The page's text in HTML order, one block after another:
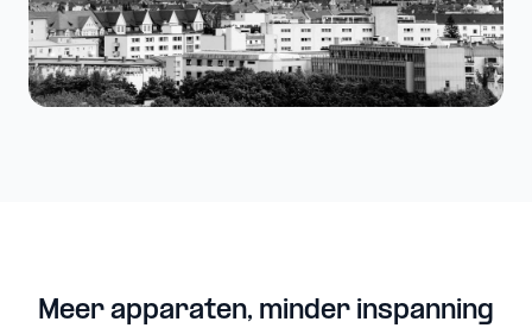
Meer apparaten, minder inspanning